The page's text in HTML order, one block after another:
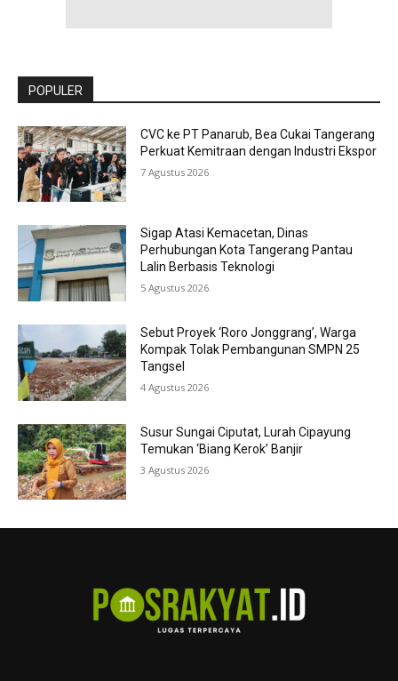
POPULER
CVC ke PT Panarub, Bea Cukai Tangerang
Perkuat Kemitraan dengan Industri Ekspor
7 Agustus 2026
Sigap Atasi Kemacetan, Dinas
Perhubungan Kota Tangerang Pantau
Lalin Berbasis Teknologi
5 Agustus 2026
Sebut Proyek ‘Roro Jonggrang’, Warga
Kompak Tolak Pembangunan SMPN 25
Tangsel
4 Agustus 2026
Susur Sungai Ciputat, Lurah Cipayung
Temukan ‘Biang Kerok’ Banjir
3 Agustus 2026